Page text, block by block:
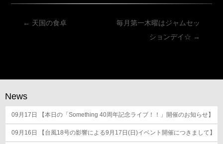
投
ゲ
ー
シ
ョ
ン
← 天国の食卓
毎月第一木曜はジャムセッ
ションデイ☆ →
News
09月17日 【本日の「Something 40周年記念ライブ！！」開催のお知らせ】
09月16日 【台風18号の影響による9月17日(日)イベント開催につきまして】